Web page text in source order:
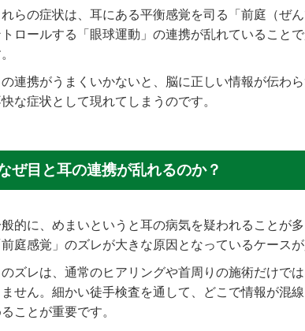
れらの症状は、耳にある平衡感覚を司る「前庭（ぜ
トロールする「眼球運動」の連携が乱れていること
の連携がうまくいかないと、脳に正しい情報が伝わ
な症状として現れてしまうのです。
ぜ目と耳の連携が乱れるのか？
的に、めまいというと耳の病気を疑われることが
前庭感覚」のズレが大きな原因となっているケース
のズレは、通常のヒアリングや首周りの施術だけで
ません。細かい徒手検査を通して、どこで情報が混
ことが重要です。